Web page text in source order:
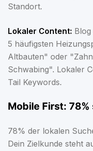
Standort.
Lokaler Content:
5 häufigsten
Altbauten" oder
Schwabing". Lokaler
Tail Keywords.
Mobile First:
78% der lokalen
Dein Zielkunde steht